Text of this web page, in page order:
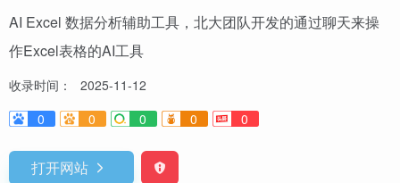
AI Excel 数据分析辅助工具，北大团队开发的通过聊天来操
作Excel表格的AI工具
收录时间：
2025-11-12
0
0 0 0 0
打开网站